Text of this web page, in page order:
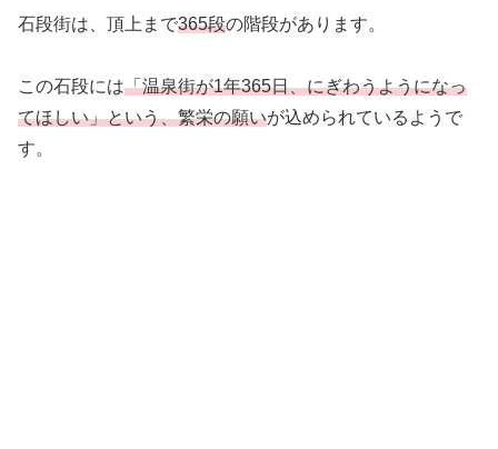
石段街は、頂上まで365段の階段があります。
この石段には「温泉街が1年365日、にぎわうようになっ
てほしい」という、繁栄の願いが込められているようで
す。